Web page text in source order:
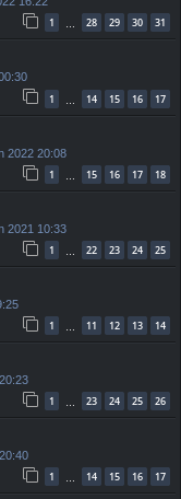
1 … 28 29 30 31
1 14 15 16 17
2022 20:08
1 15 16 17 18
2021 10:33
1 22 23 24 25
1 11 12 13 14
1 23 24 25 26
1 14 15 16 17